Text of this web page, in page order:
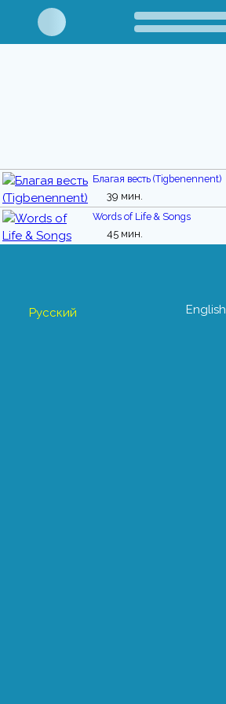
Благая весть (Tigbenennent)
39 мин.
Words of Life & Songs
45 мин.
Русский English